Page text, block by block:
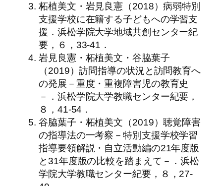
柘植美文・岩見良憲（2018）病弱特別
支援学校に在籍する子どもへの学習支
援．浜松学院大学地域共創センター紀
要，６，33-41．
岩見良憲・柘植美文・谷脇葉子
（2019）訪問指導の状況と訪問教育へ
の発展－重度・重複障害児の教育史
－．浜松学院大学教職センター紀要，
８，41-54．
谷脇葉子・柘植美文（2019）聴覚障害
の指導法の一考察－特別支援学校学習
指導要領解説・自立活動編の21年度版
と31年度版の比較を踏まえて－．浜松
学院大学教職センター紀要，８，27-